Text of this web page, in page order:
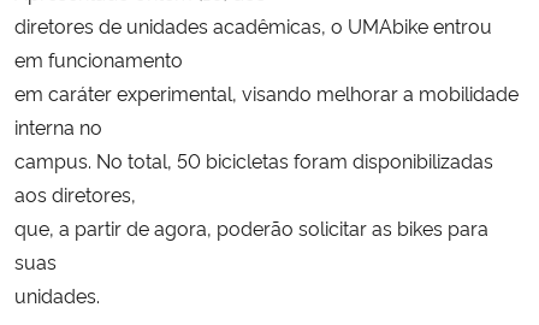
Secretaria de Governo
Gabinete de Segurança Institucional
Advocacia-Geral da União
Banco Central do Brasil
Planalto
diretores de unidades acadêmicas, o UMAbike entrou
em funcionamento
em caráter experimental, visando melhorar a mobilidade
interna no
campus. No total, 50 bicicletas foram disponibilizadas
aos diretores,
que, a partir de agora, poderão solicitar as bikes para
suas
unidades.